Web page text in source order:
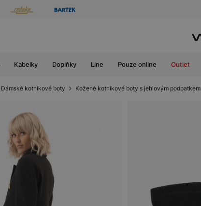
Kabelky Doplňky Line Pouze online Outlet
Dámské kotníkové boty Kožené kotníkové boty s jehlovým podpatkem